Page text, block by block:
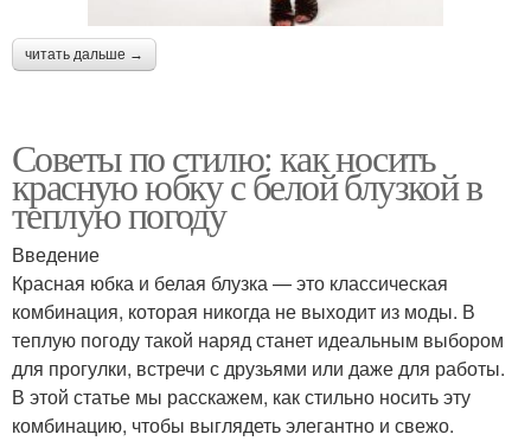
читать дальше →
Советы по стилю: как носить
красную юбку с белой блузкой в
теплую погоду
Введение
Красная юбка и белая блузка — это классическая
комбинация, которая никогда не выходит из моды. В
теплую погоду такой наряд станет идеальным выбором
для прогулки, встречи с друзьями или даже для работы.
В этой статье мы расскажем, как стильно носить эту
комбинацию, чтобы выглядеть элегантно и свежо.